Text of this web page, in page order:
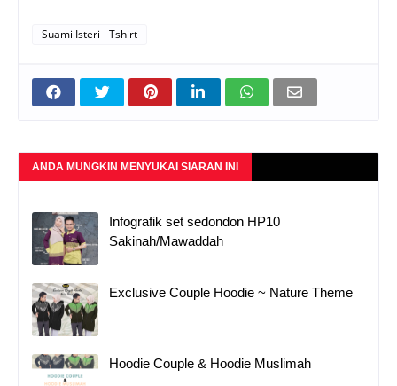
Suami Isteri - Tshirt
ANDA MUNGKIN MENYUKAI SIARAN INI
Infografik set sedondon HP10
Sakinah/Mawaddah
Exclusive Couple Hoodie ~ Nature Theme
Hoodie Couple & Hoodie Muslimah